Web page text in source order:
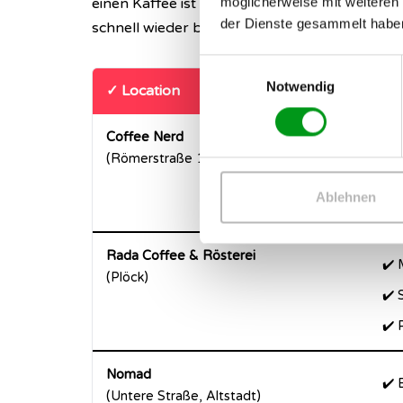
der Dienste gesammelt
Einwilligungsauswahl
Notwendig
Ablehnen
einen Kaffee ist
unverfänglich, kostet nicht
schnell wieder beenden. Wir haben drei
✓ Location +
Coffee Nerd
(Römerstraße 11, 69115 Heidelberg)
✔️
✔️
Rada Coffee & Rösterei
(Plöck)
✔️
✔️
✔️
Nomad
(Untere Straße, Altstadt)
✔️